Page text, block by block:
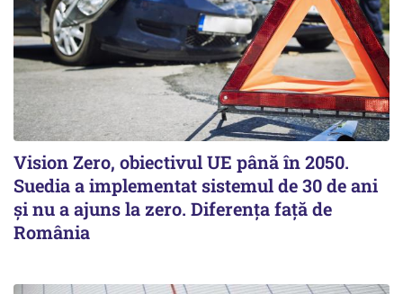
Vision Zero, obiectivul UE până în 2050.
Suedia a implementat sistemul de 30 de ani
şi nu a ajuns la zero. Diferenţa faţă de
România